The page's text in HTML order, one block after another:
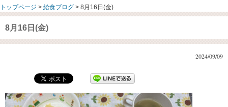
トップページ > 給食ブログ > 8月16日(金)
8月16日(金)
2024/09/09